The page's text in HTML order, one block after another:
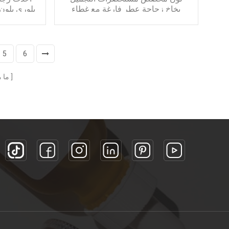
تغليف
تغليف
بخاخ زجاجة عطر فارغة مع غطاء
تغليف مستحضرات التجميل كريم لوسيون
تغليف مستحضرات التجميل الأساس السائل
5 6
ما